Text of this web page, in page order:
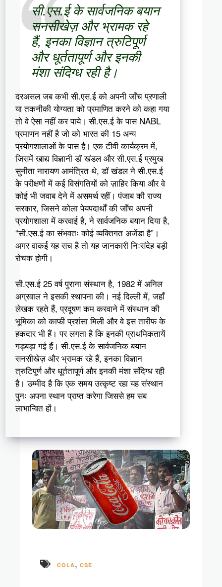
सी.एस.ई के सार्वजनिक बयान
सनसीखेज़ और भ्रामक रहे
हैं, इनका विज्ञान त्रुटिपूर्ण
और धूर्ततापूर्ण और इनकी
मंशा संदिग्ध रही है।
दरअसल जब कभी सी.एस.ई को अपनी जाँच प्रणाली
या तकनीकी योग्यता को प्रमाणित करने को कहा गया
तो वे ऐसा नहीं कर पाये। सी.एस.ई के पास NABL
प्रमाणन नहीं है जो को भारत की 15 अन्य
प्रयोगशालाओं के पास है। एक टीवी कार्यक्रम में,
जिसमें खाद्य विज्ञानी डॉ खंडल और सी.एस.ई प्रमुख
सुनीता नारायण आमंत्रित थे, डॉ खंडल ने सी.एस.ई
के परीक्षणों में कई विसंगतियों को ज़ाहिर किया और वे
कोई भी जवाब देने में असमर्थ रहीं। पंजाब की राज्य
सरकार, जिसने कोला पेयपदार्थों की जाँच अपनी
प्रयोगशाला में करवाई है, ने सार्वजनिक बयान दिया है,
“सी.एस.ई का संभवतः कोई व्यक्तिगत अजेंडा है”।
अगर वाकई यह सच है तो यह जानकारी निःसंदेह बड़ी
रोचक होगी।
सी.एस.ई 25 वर्ष पुराना संस्थान है, 1982 में अनिल
अग्रवाल ने इसकी स्थापना की। नई दिल्ली में, जहाँ
लेखक रहते हैं, प्रदूषण कम करवाने में संस्थान की
भूमिका को काफी प्रशंसा मिली और वे इस तारीफ के
हकदार भी हैं। पर लगता है कि इनकी प्राथमिकतायें
गड़बड़ा गई हैं। सी.एस.ई के सार्वजनिक बयान
सनसीखेज़ और भ्रामक रहे हैं, इनका विज्ञान
त्रुटिपूर्ण और धूर्ततापूर्ण और इनकी मंशा संदिग्ध रही
है। उम्मीद है कि एक समय उत्कृष्ट रहा यह संस्थान
पुनः अपना स्थान प्राप्त करेगा जिससे हम सब
लाभान्वित हों।
COLA, CSE